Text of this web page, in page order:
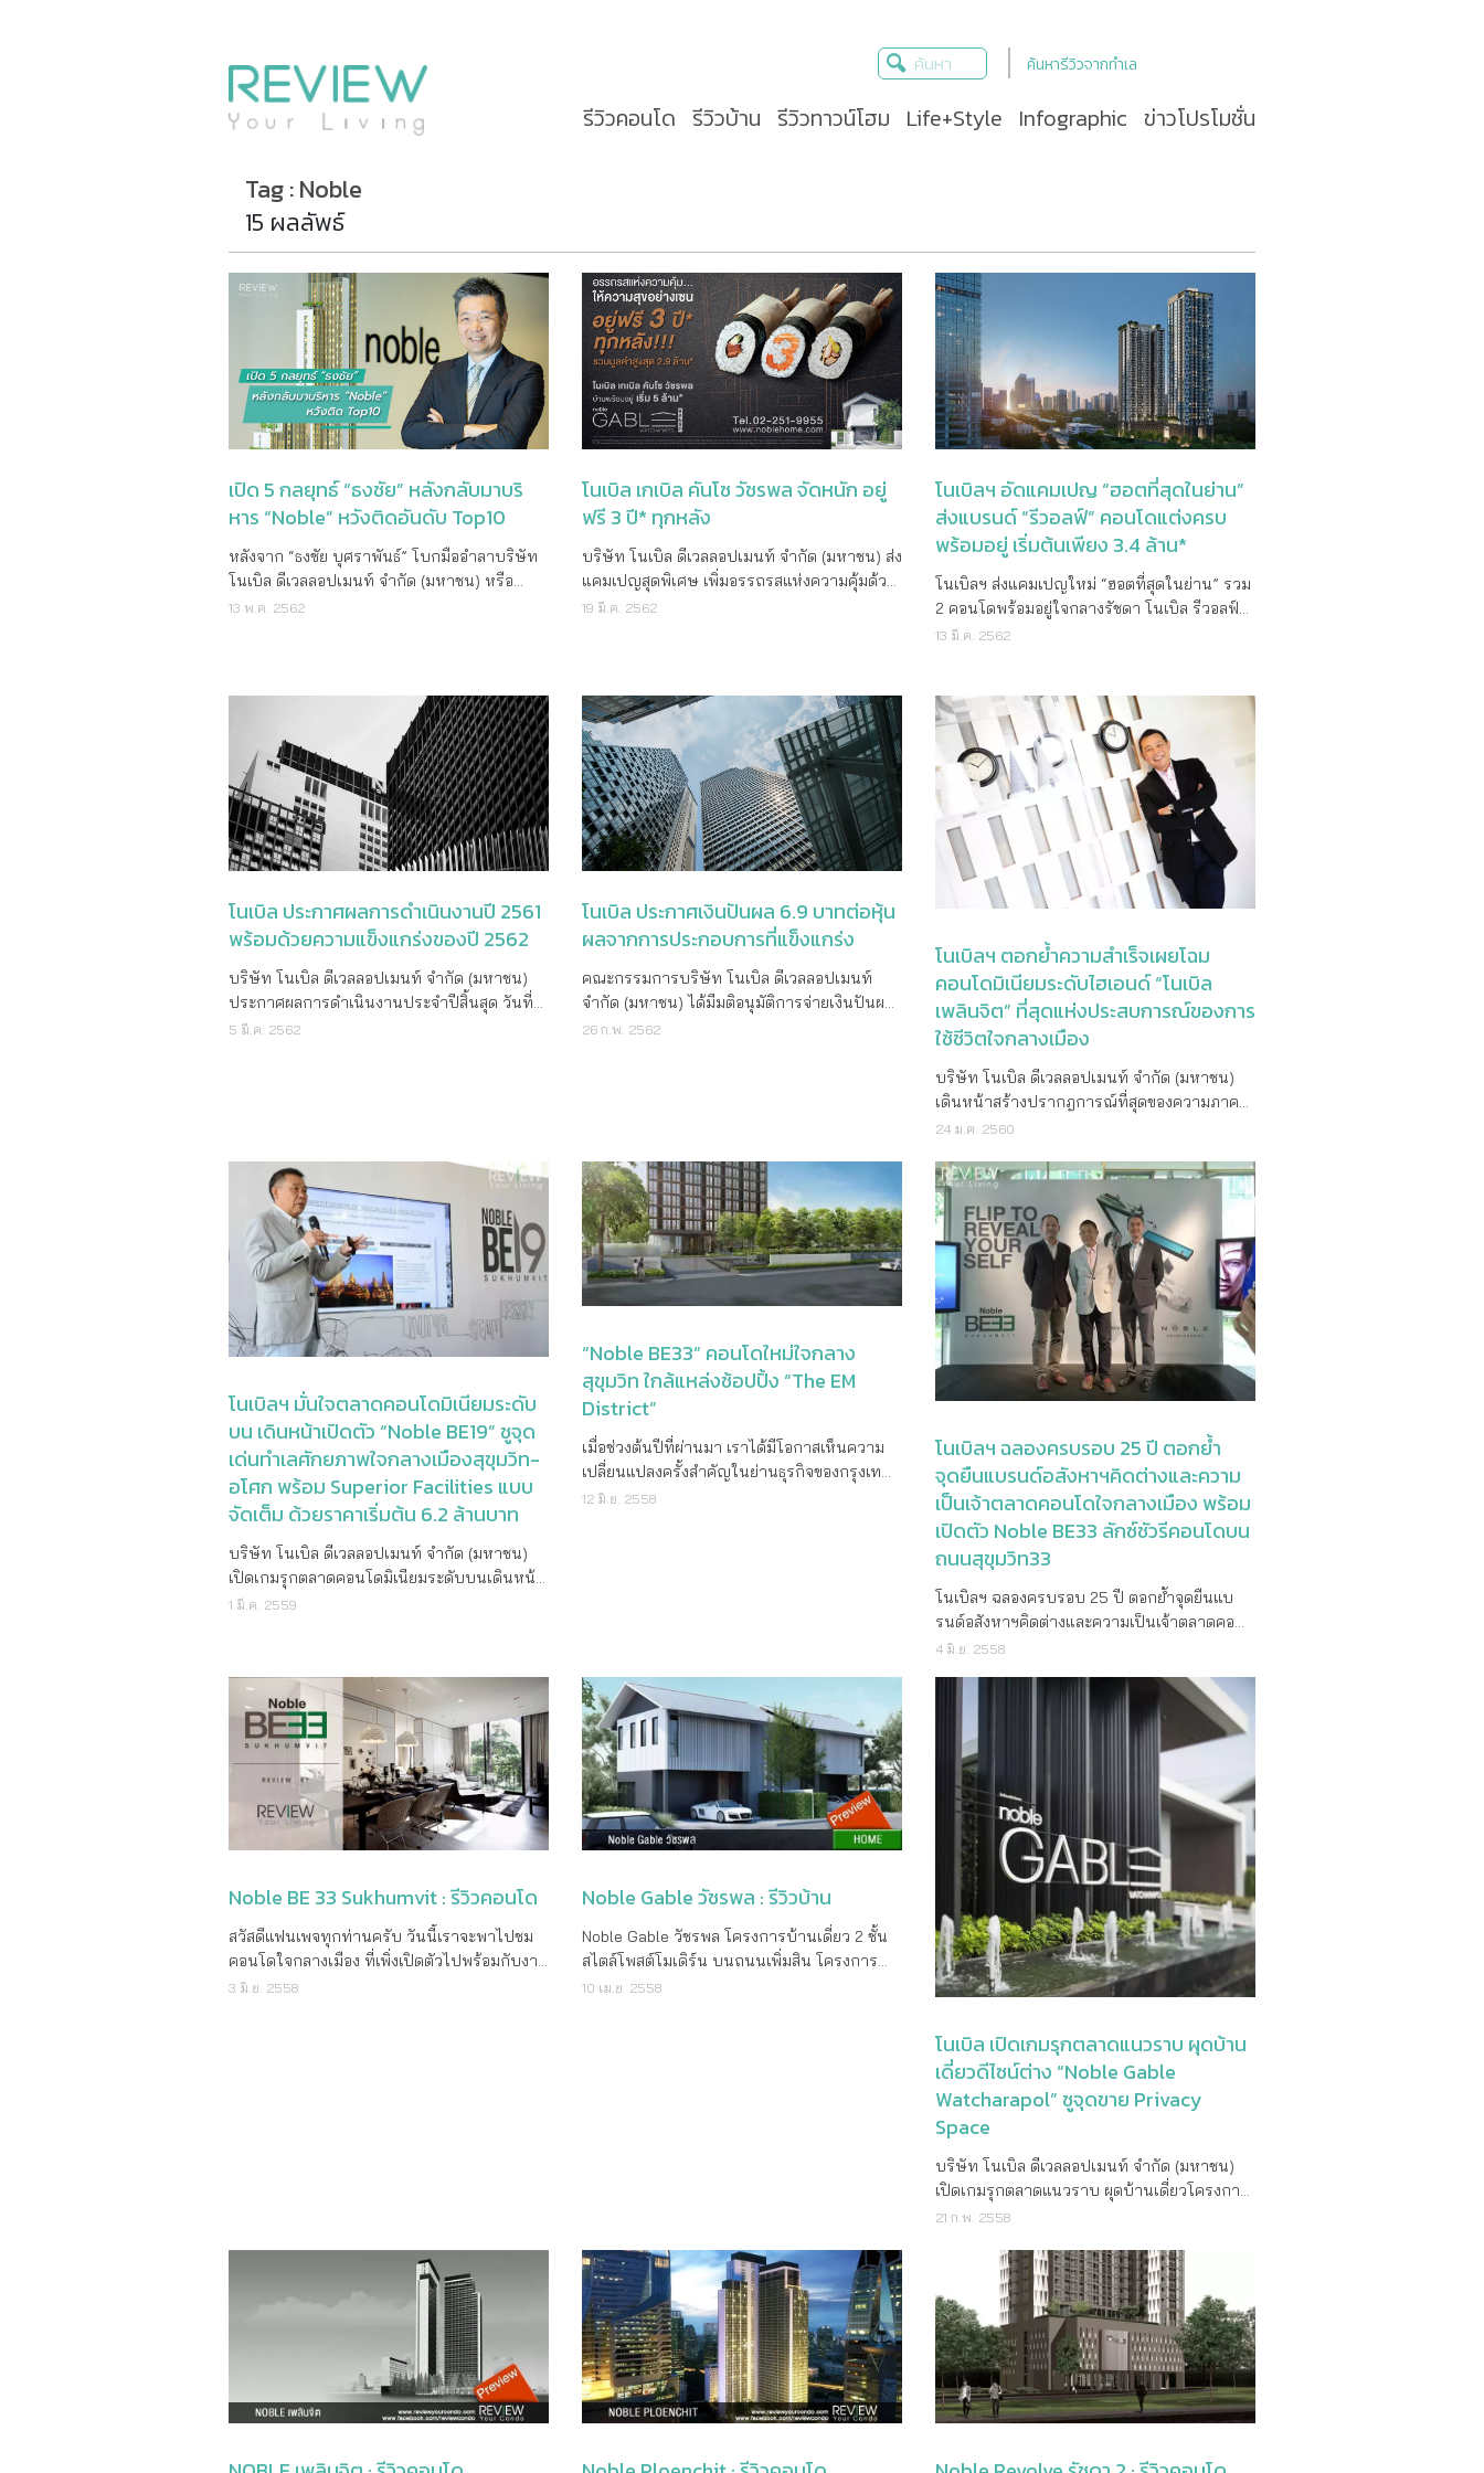
ค้นหารีวิวจากทำเล
รีวิวคอนโด รีวิวบ้าน รีวิวทาวน์โฮม Life+Style Infographic ข่าวโปรโมชั่น
Tag : Noble
15 ผลลัพธ์
เปิด 5 กลยุทธ์ “ธงชัย” หลังกลับมาบริ
หาร “Noble” หวังติดอันดับ Top10
หลังจาก​ “ธงชัย บุศราพันธ์” โบกมืออำลาบริษัท
โนเบิล ดีเวลลอปเมนท์ จำกัด (มหาชน) หรือ
Noble ไปในช่วงปลายปี 2555 ด้วยเหตุผล
ครอบครัวลิปตพัลลภ พัฒนา โครงการ
คอนโดมิเนียมหรู พาร์ค 24 ซอยสุขุมวิท 24 ภาย
ใต้บริษัท พราวด์ เรสซิเดนซ์ จำกัด ในเครือพราว
เรียลเอสเตท โดยดำรงตำแหน่งซีอีโอ และผู้ถือหุ้น
ในสัดส่วน 30% ส่วนบริษัท โนเบิลฯ อยู่ภายใต้
การบริหารงานของ นายกิตติ ธนากิจอำนวย
ประธานกรรมการและประธานเจ้าหน้าที่
บริหาร นับตั้งแต่วันนั้นจนถึงวันที่ 25 เมษายน
ประเทศไทยว่าที่ประชุมคณะกรรมการบริษัทมี
มติแต่งตั้ง นายกิตติ ธนากิจอำนวย ให้ดำรง
ตำแหน่งเป็นประธานกิตติคุณ และแต่งตั้ง นายธง
ชัย บุศราพันธ์ ให้ดำรงตำแหน่งประธาน
กรรมการ ประธานเจ้าหน้าที่บริหารร่วม และ
ศราพันธ์” ครั้งนี้ เป็นการกลับมาที่มีความเป็น
เจ้าของ มากกว่าแค่ผู้บริหาร เพราะมีการซื้อขาย
หุ้นกันแบบบิ๊กล็อต ส่งผลให้มีการปรับโครงผู้ถือ
หุ้นของบริษัทใหม่ โดยปัจจุบันมีผู้ถือหุ้นใหญ่ 3
รายได้แก่ 1.นายธงชัย บุศราพันธ์ ถือหุ้นใน
สัดส่วน 23.3% 2.บริษัท เอ็นคราวน์ จำกัด
(nCrowne Pte. Ltd.) ถือหุ้นในสัดส่วน 24.9% ซึ่ง
บริษัทนี้อยู่ในเครือของ ฟัลครัม-โกลบอล แคปิ
ตอล (Fulcrum Global Capital) ซึ่งมีนายแฟรงค์
กรุ๊ป โฮลดิ้งส์ จำกัด (มหาชน) (BTSG) ถือหุ้นใน
สัดส่วน 9.9% ส่วนหุ้นที่เหลือเป็นผู้ถือหุ้นรายย่อย
และอื่นๆ วางเป้าติด Top 10 อสังหาฯ ไม่เพียงแต่
การกลับมาจะเป็นหนึ่งผู้ถือหุ้นหลักแล้ว “ธงชัย บุ
ศราพันธ์” ยังมีเป้าหมายครั้งสำคัญ คือ การสร้าง
การเติบโตให้กับ “โนเบิล” เพื่อก้าวไปสู่การเป็นผู้
ประกอบการอสังหาริมทรัพย์ขนาดกลาง หรือ
การติดอันดับ Top10 จากช่วงที่ผ่านมาเป็นผู้
ประกอบการขนาดเล็ก ด้วยยอดขายไม่กี่พันล้าน
เป็นระดับหมื่นล้านบาท เป้าหมายของโนเบิ
ลนับจากนี้ในระยะ 3 ปีข้างหน้าจึงต้องการสร้าง
ยอดขายรวมกว่า 30,000 ล้านบาท หรือมียอด
ขายปีละไม่น้อยกว่า 10,000-12,000 ล้าน
บาท และมียอดรับรู้รายได้ปีละ 10,000 ล้าน
บาท มีอัตราผลตอบแทนต่อหุ้นที่เพิ่มขึ้น 2 เท่า
จาก 15% เป็น 30% และรักษาอัตราส่วนของหนี้
ต่อทุนสุทธิที่ 1.5 เท่า ซึ่งในแต่ละปีโนเบิลจะ
ปีละ 1-2 โครงการ โดยตั้งงบซื้อที่ดินไว้ปีละ
เตรียมพัฒนาโครงการใหม่ 4-5 โครงการมูลค่า
รวม 15,000 ล้านบาท ตั้งเป้ายอดขาย 10,000-
12,000 ล้านบาท และยอดรับรู้รายได้ 10,000
อยู่แค่ 1-2 ปี แต่ลงทุนระยะยาว ถ้าไม่มี Sleep
mode ช่วง 7 ปีที่ไม่ได้บริหาร ตอนนี้ก็น่าจะทำ
ยอดขายได้ปีละ 15,000-20,000 ล้านบาท”
เตรียม 5 กลยุทย์สร้างความสำเร็จ เมื่อ “ธงชัย บุ
ศราพันธ์” กลับมาและหวังจะทำให้โนเบิลกลับมา
เติบโต และมีขนาดองค์กรที่ใหญ่ขึ้น จึงต้องเตรี
ยมกลยุทธ์และแผนธุรกิจไปสู่เป้าหมายดัง
กล่าว และนี่คือ 5 กลยุทธ์ที่จะมาลุยธุรกิจอสังหาฯ
13 พ.ค. 2562
โนเบิล เกเบิล คันโซ วัชรพล จัดหนัก อยู่
ฟรี 3 ปี* ทุกหลัง
บริษัท โนเบิล ดีเวลลอปเมนท์ จำกัด (มหาชน) ส่ง
แคมเปญสุดพิเศษ เพิ่มอรรถรสแห่งความคุ้มด้วย
โปรโมชั่น อยู่ฟรี 3 ปี* ทุกหลัง ฟรีค่าส่วนกลาง
ราคาเริ่มต้นเพียง 5 ล้านบาท* โนเบิล เกเบิล
คันโซ วัชรพล (Noble Gable Kanso
Watcharapol) โครงการบ้านพร้อมอยู่ กับ
ออกแบบภายใต้คอนเซปต์ “คิดอย่างเซน อยู่อย่าง
เซน” ผสานงานออกแบบสถาปัตยกรรมสะท้อนถึง
วิถีการใช้ชีวิตในแบบญี่ปุ่น สร้างสรรค์องค์
ประกอบที่เป็นอัตลักษณ์แฝงสุนทรียะของ
ธรรมชาติไว้ในทุกรายละเอียด ให้คุณปล่อยชีวิต
เข้ากับทุกมุมของบ้านอย่างลงตัว สัมผัสความสุข
แบบวิถีเซน พร้อมรับข้อเสนอรวมมูลค่าสูงสุด 2.9
ล้านบาท* ได้ตั้งแต่วันที่ 18 มีนาคมนี้ 2562
จำนวนจำกัด* ณ โครงการ Noble Gable
Watcharapol ระหว่างซอยเพิ่มสิน 21 และ 23
19 มี.ค. 2562
โนเบิลฯ อัดแคมเปญ “ฮอตที่สุดในย่าน”
ส่งแบรนด์ “รีวอลฟ์” คอนโดแต่งครบ
พร้อมอยู่ เริ่มต้นเพียง 3.4 ล้าน*
โนเบิลฯ ส่งแคมเปญใหม่ “ฮอตที่สุดในย่าน” รวม
2 คอนโดพร้อมอยู่ใจกลางรัชดา โนเบิล รีวอลฟ์
รัชดา และ โนเบิล รีวอลฟ์ รัชดา 2 จัดเต็มแต่ง
เริ่มต้นเพียง 3.4 ล้าน* ชมห้องตัวอย่างพร้อม
สัมผัสบรรยากาศโครงการจริงได้แล้ววันนี้ที่
สำนักงานขายโครงการ คุณธีรพล วรนิธิพงศ์ ผู้
ช่วยกรรมการผู้จัดการ บริษัท โนเบิล ดีเวลลอป
เมนท์ จำกัด (มหาชน) เปิดเผยว่า โนเบิลฯ ได้จัด
โปรโมชั่นสำหรับลูกค้าที่มองหาคอนโดฯ ในย่าน
รัชดา ด้วยการเปิดตัวแคมเปญใหม่ “ฮอตที่สุดใน
ย่าน” กับ 2 โครงการพร้อมอยู่ โนเบิล รีวอลฟ์ รัช
ดา และ โนเบิล รีวอลฟ์ รัชดา 2 ที่มีจุดเด่นของ
แห่งใหม่ (New CBD) ติดรถไฟฟ้า MRT ศูนย์
วัฒนธรรมเพียง 80 เมตร ตอบสนองทุกไลฟ์สไตล์
ของคนรุ่นใหม่บนทำเลที่ลงตัวที่สุด โดยทั้ง 2
โครงการที่นำมาจัดแคมเปญในครั้งนี้มีขนาด
ห้องชุดให้เลือกตั้งแต่แบบ 1 ห้องนอน และแบบ 2
ห้องนอน ในราคาเริ่มต้นเพียง 3.4 ล้านบาท
เท่านั้น* โครงการโนเบิล รีวอลฟ์ รัชดา และ โน
เบิล รีวอลฟ์ รัชดา 2 ออกแบบด้วยแนวคิด
ใช้สอย ให้ตอบโจทย์ชีวิตคนเมืองที่ทันสมัยได้
อย่างลงตัวบนสุดยอดทำเลศักยภาพใจกลางรัชดา
ซึ่งปัจจุบันนับเป็นย่านธุรกิจการค้าสำคัญแห่ง
ใหม่ของกรุงเทพฯ รายล้อมด้วยสิ่งอำนวยความ
สะดวกมากมาย อาทิ ห้างสรรพสินค้า แหล่งช้อป
ปิ้งมอลล์ สถานศึกษา และอาคารสำนักงานต่างๆ
ส่งผลให้ย่านนี้มีการเติบโตอย่างต่อเนื่อง รวมถึง
การเป็นจุดเชื่อมต่อของเส้นทางรถไฟฟ้าสายสีส้ม
ที่จะทำให้ย่านรัชดาเป็นอีกทำเลสำคัญที่สามารถ
เชื่อมต่อไปได้ทุกที่ สำหรับลูกค้าที่สนใจ สามารถ
เบิล รีวอลฟ์ รัชดา 2 ติด MRT ศูนย์วัฒนธรรม ลง
ทะเบียนเพื่อรับส่วนลดออนไลน์ 50,000 บาท*
ได้ที่ www.noblehome.com สอบถามข้อมูลเพิ่ม
เติมโทร. 02-251-9955
13 มี.ค. 2562
โนเบิล ประกาศผลการดำเนินงานปี 2561
พร้อมด้วยความแข็งแกร่งของปี 2562
บริษัท โนเบิล ดีเวลลอปเมนท์ จำกัด (มหาชน)
ประกาศผลการดำเนินงานประจําปีสิ้นสุด วันที่
31 ธันวาคม 2561 บริษัทฯ มีผลกำไรสุทธิจำนวน
ซึ่งผลสำเร็จมาจากปัจจัยพื้นฐานที่ดี เป็นแรงผลัก
ดันที่จะส่งผลต่อเนื่องไปยังปี 2562 และในอนาคต
ตามที่บริษัทได้คาดการณ์” กล่าวโดยนาย
แฟรงค์ เหลียง รองประธานกรรมการ และ
ประธานเจ้าหน้าที่บริหารร่วม “สำหรับปี 2561 ที่
ผ่านมา บริษัทฯ สร้างยอดขายกว่า 9,800 ล้าน
บาท ซึ่งส่งผลให้บริษัทฯ มียอดขายที่รอรับรู้ราย
ได้ในอนาคตเป็นจำนวนประมาณ 17,700 ล้าน
ประสบความสำเร็จจากการส่งเสริมการขาย
โครงการที่ก่อสร้างแล้วเสร็จเป็นอย่างมาก โดย
เฉพาะอย่างยิ่ง โครงการ โนเบิล เพลินจิต ซึ่งมี
ยอดจองกว่า 150 ยูนิต และมีการโอนกรรมสิทธิ์
แล้วในต้นปี 2562” “ในเดือน ธันวาคม 2561
บริษัทฯ ได้จำหน่ายที่ดินเปล่าจำนวนสองแปลง
มกราคมและเดือนกุมภาพันธ์ 2562 อย่างไร
ก็ตาม บริษัทฯ มีแผนงานในการซื้อที่ดินเพื่อ
พัฒนาโครงการอย่างต่อเนื่อง และคาดว่าภายใน
รวมกว่า 3,000 ล้านบาท” กล่าวโดยนาย แฟรงค์
เหลียง “บริษัทฯ คาดหวังว่าปี 2562 นี้และปีต่อๆ
ไปในอนาคตข้างหน้าจะเป็นการเปิดศักราชใหม่
ของโนเบิลที่จะก้าวไปสู่จุดที่สูงกว่าที่เคยเป็นมา”
เป็นผู้บุกเบิกและเป็นผู้นำในด้านนวัตกรรมใหม่
และสร้างเอกลักษณ์เฉพาะตัวของการอยู่อาศัย
เพื่อตอบสนองความต้องการ พร้อมนำคุณภาพที่ดี
พัฒนาอสังหาริมทรัพย์ ประเภทที่อยู่อาศัย ซึ่งมี
ทั้งรูปแบบของบ้านเดี่ยว อาคารชุดพักอาศัยทั้ง
เชิงราบและตึกสูง ณ เดือน ธันวาคม 2561
โครงการ แบ่งเป็นโครงการที่พัฒนาและเปิดการ
5 มี.ค. 2562
โนเบิล ประกาศเงินปันผล 6.9 บาทต่อหุ้น
ผลจากการประกอบการที่แข็งแกร่ง
คณะกรรมการบริษัท โนเบิล ดีเวลลอปเมนท์
จำกัด (มหาชน) ได้มีมติอนุมัติการจ่ายเงินปันผล
พิเศษระหว่างกาลประจำไตรมาสที่สาม ปี 2561
ความมั่นใจในกระแสเงินสดในอนาคตของบริ
ษัทฯ “การอนุมัติจ่ายเงินปันผลครั้งนี้ บริษัทฯ มี
สองวัตถุประสงค์ กล่าวคือ ประการแรกบริษัทฯ
ต้องการที่จะตอบแทนผู้ถือหุ้นของบริษัทฯ
เนื่องจากในช่วงระยะเวลา 7 ปีที่ผ่านมาบริษัทฯ มี
อัตราการจ่ายเงินปันผลสะสมต่อกำไรสุทธิเพียง
อุตสาหกรรมที่อยู่ในอัตราประมาณ 48% ทำให้
ผู้ถือหุ้นของบริษัทฯ ได้รับผลตอบแทนที่ค่อนข้าง
ต่ำกว่าค่าเฉลี่ย และอีกประการหนึ่งคือ การที่
บริษัทฯ ประสบความสำเร็จในการสร้างยอดขาย
เพื่อรับรู้รายได้ในอนาคตเมื่อสิ้นไตรมาสที่ 3 ปี
2561 เป็นจำนวนถึง 16,800 ล้านบาทและยอด
ขายดังกล่าวจะทยอยรับรู้รายได้ตั้งแต่ไตรมาสที่
โดยที่การจ่ายเงินปันผลครั้งนี้เป็นการจ่าย
เงินปันผลที่เกิดขึ้นจากกระแสเงินสดจากการ
ดำเนินการของบริษัทฯ มิได้เกิดจากการออก
ตราสารหนี้ หรือ สร้างหนี้เพิ่มแต่ประการใด
อัตราส่วนหนี้สินทางการเงินต่อ ส่วนของทุนขอ
งบริษัทฯ (Net Interest Bearing Debt to
Equity Ratio) มีค่าต่ำกว่า 2.5 เท่า (ซึ่งเป็นค่าที่
บริษัทฯ ได้มีการตกลงในการรักษาสัดส่วนหนี้
หนี้สถาบันการเงิน กับบริษัทฯ) โดยที่บริษัทฯ
คาดการณ์ต่อไปว่าภายในสิ้นปี 2562 อัตราส่วน
ดังกล่าวจะมีแนวโน้มที่จะลดลงอยู่ที่ระดับ
ลงทุนอย่างต่อเนื่อง โดยในปี 2562 บริษัทฯ ได้
ณ สิ้นวันที่ 22 กุมภาพันธ์ 2562 มีค่าเท่ากับ
20.00 บาท เปลี่ยนแปลงเพิ่มขึ้น 1.50 บาท เทียบ
เป็น 8.11% บริษัท โนเบิล ดีเวลลอปเมนท์ จำกัด
(มหาชน) เป็นผู้บุกเบิกและเป็นผู้นำในด้าน
นวัตกรรมใหม่ และสร้างเอกลักษณ์เฉพาะตัวของ
การอยู่อาศัย เพื่อตอบสนองความต้องการ พร้อม
นำคุณภาพที่ดีกว่ามาสู่ลูกค้า บริษัทฯ ประกอบ
อยู่อาศัย ซึ่งมีทั้งรูปแบบของบ้านเดี่ยว อาคารชุด
26 ก.พ. 2562
โนเบิลฯ ตอกย้ำความสำเร็จเผยโฉม
คอนโดมิเนียมระดับไฮเอนด์ “โนเบิล
เพลินจิต” ที่สุดแห่งประสบการณ์ของการ
ใช้ชีวิตใจกลางเมือง
บริษัท โนเบิล ดีเวลลอปเมนท์ จำกัด (มหาชน)
เดินหน้าสร้างปรากฎการณ์ที่สุดของความภาค
ภูมิใจ เผยโฉมตึก “Noble Ploenchit” (โนเบิล
พัฒนา สุดยอดคอนโดมิเนียมระดับไฮเอนด์ ภาย
ใต้คอนเซปต์ “Centre of Universe” นายกิตติ
ธนากิจอำนวย ประธานเจ้าหน้าที่บริหาร บริษัท
โนเบิล ดีเวลลอปเมนท์ จำกัด (มหาชน) กล่าวว่า
“Noble Ploenchit ก่อสร้างแล้วเสร็จถือเป็นอีก
หนึ่งความภาคภูมิใจของโนเบิล ด้วย
ประสบการณ์และความเชื่อในการบรรจง
สร้างสรรค์ทุกรายละเอียดอย่างประณีตและดีที่สุด
ตลอดระยะเวลา 5 ปี ภายใต้แนวคิดการอยู่อาศัย
ของชีวิตอนาคตที่มองไปข้างหน้า แต่ยังคงมี
เมืองแนวสูงที่มีพื้นที่สีเขียว (Vertical Garden
City) ของ Le Corbusier ปรมาจารย์ด้าน
สถาปัตยกรรมผู้วางรากฐานให้กับอาคารใน
สไตล์ Modernism ได้ถูกนำมาใช้เป็นคอนเซ็ปต์
พื้นฐานในการสร้างสรรค์โครงการผ่านการผสม
ผสาน อาคาร ผู้คน เทคโนโลยี และธรรมชาติเข้า
ไว้ด้วยกันอย่างสมดุลบนพื้นที่ใจกลางเมืองกว่า 9
ไร่ เริ่มจากการวางผังเมืองที่คำนึงถึงมิติของโครง
ง่ายเส้นสายน้อยแต่มากในรายละเอียดแสดงถึง
สัจจะตามปรัชญาการออกแบบโมเดิร์นนิสต์ เพื่อ
ให้เป็นที่สุดของทุกมิติและทุกรายละเอียดของ
โครงการ เพราะทุกยูนิตและทุกตารางนิ้วของ
โครงการได้คัดสรรสิ่งที่ดีที่สุดเพื่อมอบสุนทรีย
แห่งการใช้ชีวิตให้แก่ลูกค้า โดยตลอดระยะเวลาที่
ผ่านมา Noble Ploenchit ได้รับการตอบรับที่ดี
จากกลุ่มลูกค้าที่ให้ความเชื่อมั่นในศักยภาพการ
พัฒนาโครงการระดับไฮเอนด์มาโดยตลอดส่งผล
ให้ปัจจุบันมียอดขายไปแล้วกว่า 60 % และ
สำหรับแผนการดำเนินธุรกิจภายในปีนี้ บริษัทฯ
ยังเดินหน้าต่อไปอย่างมั่นคงด้วยกลยุทธ์การ
พัฒนาโครงการที่อยู่อาศัยคุณภาพสูง (High End)
ที่มีทั้งความหรูหรา (Luxury High End) และ
สามารถเข้าถึงได้ (Affordable High End) เพื่อนำ
อุดล ผู้ช่วยกรรมการผู้จัดการ บริษัท โนเบิล ดี
เวลลอปเมนท์ จำกัด (มหาชน) กล่าวเพิ่มเติมว่า
"โครงการ Noble Ploenchit เป็นที่สุดของความ
ภาคภูมิใจของโนเบิล โดยทีมงานทุกท่านได้ทุ่มเท
ออกแบบให้ คอนกรีต เหล็กและกระจก มีความ
ลงตัวไปกับรายละเอียดที่แวดล้อมอยู่รอบด้าน
รวมถึงความใส่ใจในรายละเอียดของการเลือกใช้
อิตาลีที่ได้รับแรงบันดาลใจมาจากดีเทลภายใน
บาเซโลนาพาวิเลียน หรือแม้แต่การเลือกใช้วัสดุ
โดยคำนึงถึงจังหวะที่สอดคล้องกับสเปซทาง
สถาปัตยกรรม พร้อมทั้งสิ่งอำนวยความสะดวก
เหนือระดับต่างๆภายในโครงการฯ เพื่อให้มั่นใจ
ว่า Noble Ploenchit นี้จะเป็นศูนย์กลางของการ
ใช้ชีวิต บนพื้นที่กว่า 9 ไร่ จำนวน 1,444 ยูนิต
นท์เฮ้าส์ พร้อมที่จอดรถใต้ดิน มูลค่าโครงการ
24 ม.ค. 2560
โนเบิลฯ มั่นใจตลาดคอนโดมิเนียมระดับ
บน เดินหน้าเปิดตัว “Noble BE19” ชูจุด
เด่นทำเลศักยภาพใจกลางเมืองสุขุมวิท-
อโศก พร้อม Superior Facilities แบบ
จัดเต็ม ด้วยราคาเริ่มต้น 6.2 ล้านบาท
บริษัท โนเบิล ดีเวลลอปเมนท์ จำกัด (มหาชน)
เปิดเกมรุกตลาดคอนโดมิเนียมระดับบนเดินหน้า
ผุดโปรเจ็คต์ใหม่ “Noble BE19” (โนเบิล บีไนน์
ใจกลางเมืองสุขุมวิท-อโศก พร้อมจัดเต็มกับ
Facilities ระดับพรีเมี่ยม นายกิตติ ธนากิจ
อำนวย ประธานเจ้าหน้าที่บริหาร บริษัท โนเบิล
ดีเวลลอปเมนท์ จำกัด (มหาชน)เปิดเผยว่า
“ปัจจุบันตลาดคอนโดฯใจกลางเมืองอย่างสุขุมวิท
แนวรถไฟฟ้ายังคงได้รับความนิยมและเติบโต
อย่างต่อเนื่อง แม้ภาพรวมตลาดอสังหาฯในขณะ
นี้จะเกิดการชะลอตัวอยู่บ้าง อย่างไรก็ดีบริษัทฯ
กรุงเทพฯนั้นยังคงเป็นกลุ่มตลาดที่ลูกค้ามีกำลัง
ชาติที่นิยมซื้อเพื่ออยู่อาศัยและปล่อยเช่าลงทุน
โดยล่าสุดบริษัทฯเดินหน้าเปิดตัวคอนโดมิเนียม
ใหม่ “Noble BE19” บนสุดยอดไพร์มโลเคชั่น
ว่าตลาดอสังหาฯในกรุงเทพฯนั้นยังคงเป็นแหล่ง
ลงทุนที่ให้ผลตอบแทนสูงกว่าตลาดอสังหาฯใน
ฮ่องกง สิงคโปร์ จีน และใต้หวัน ด้วยเม็ดเงินที่
น้อยกว่าเพราะราคา Property ต่อตารางเมตรใน
กรุงเทพฯ ยังคงมีราคาถูกกว่าเมื่อเทียบกับใน
ต่างประเทศประมาณ 40 กว่าเปอร์เซ็นต์ขึ้นไป
ในขณะที่อัตราผลตอบแทนต่อการปล่อยเช่าเราสูง
กว่า ด้านนายธีรพล วรนิธิพงศ์ ผู้ช่วยกรรมการผู้
1 มี.ค. 2559
“Noble BE33” คอนโดใหม่ใจกลาง
สุขุมวิท ใกล้แหล่งช้อปปิ้ง “The EM
District”
เมื่อช่วงต้นปีที่ผ่านมา เราได้มีโอกาสเห็นความ
เปลี่ยนแปลงครั้งสำคัญในย่านธุรกิจของกรุงเทพ
อย่างสุขุมวิท เพราะมีการเปิดตัว “The EM
มี ส่วนคอนโดประเภทซื้อขาย ก็ไม่ต้องพูดถึง เริ่ม
กันตั้งแต่ระดับ 7 ล้านจนถึงสิบล้านขึ้นไป และ
ไม่รู้ว่าในอนาคตราคาคอนโดทั้งขายและเช่าจะ
ดันขึ้นไปสูงอีกแค่ไหน หากใครกำลังมองหาช่อง
ทางลงทุนด้านอสังหาริมทรัพย์ จะจับจองคอนโด
ย่านนี้เอาไว้ซักหลังก็ไม่เลวเลยทีเดียว! ลง
ทะเบียนเพื่อรับข้อมูลโครงการและ
ได้ที่ http://goo.gl/TZLRf2
12 มิ.ย. 2558
โนเบิลฯ ฉลองครบรอบ 25 ปี ตอกย้ำ
จุดยืนแบรนด์อสังหาฯคิดต่างและความ
เป็นเจ้าตลาดคอนโดใจกลางเมือง พร้อม
เปิดตัว Noble BE33 ลักซ์ชัวรีคอนโดบน
ถนนสุขุมวิท33
โนเบิลฯ ฉลองครบรอบ 25 ปี ตอกย้ำจุดยืนแบ
รนด์อสังหาฯคิดต่างและความเป็นเจ้าตลาดคอน
โดใจกลางเมือง พร้อมเปิดตัว Noble BE33 ลัก
โนเบิล ดีเวลลอปเมนท์ จำกัด (มหาชน) ฉลอง
ครบรอบ 25 ปี ตอกย้ำจุดยืนในความเป็นแบ
รนด์อสังหาฯคิดต่าง ที่ไม่เคยคิดและมองอะไร
เหมือนใคร ภายใต้แนวคิด “be different” ซึ่งเป็น
ปรัชญาความเชื่อที่อยู่ในดีเอ็นเอของโนเบิลมา
ตลอด 25 ปี พร้อมเดินหน้าย้ำความเป็นเจ้าตลาด
คอนโดใจกลางเมืองด้วยการเปิดตัวคอนโดฯระ
ดับไฮเอนด์โครงการแรกบนถนนสุขุมวิท33 ด้วย
งบประมาณกว่า 80 ล้านบาท นาย
กิตติ ธนากิจอำนวย ประธานเจ้าหน้าที่บริหาร
บริษัท โนเบิล ดีเวลลอปเมนท์ จำกัด (มหาชน)
กล่าวเปิดเผยว่า “ในวาระฉลองครอบรอบ 25 ปี
ของโนเบิล ทางโนเบิลได้จัดทำแคมเปญคอร์เปอร์
“be different, be noble” ปรัชญาความเชื่อที่อยู่
ในดีเอ็นเอของแโนเบิลมาตลอด 25 ปี แนวคิดดัง
กล่าวถูกถ่ายทอดผ่านการออกแบบที่อยู่อาศัยและ
กำหนดความเป็นไปได้ใหม่ๆในการใช้ชีวิต นับ
ตั้งแต่อดีตที่ผ่านมาจะเห็นได้ว่าโครงการต่างๆ
ของโนเบิลก้าวข้ามความธรรมดาและเหนือความ
คาดหมายของผู้อยู่อาศัย อาทิเช่น โครงการ โน
เบิล พาร์ค คอนโดมิเนียมเชิงราบสไตล์คอนโดเฮา
อสังหาริมทรัพย์ในยุคนั้นเป็นอย่างมาก ด้วยการ
ออกแบบบ้านเป็นกลุ่ม Cluster ที่ดึงเอาถนนออก
จากหน้าบ้านและจอดรถไว้รวมกันเป็นส่วนกลาง
เพื่อให้หน้าบ้านมีพื้นที่พักผ่อนที่เป็นส่วนกลาง
ขนาดใหญ่ ร่มรื่นและปลอดภัยจากรถที่วิ่งเข้า
ออก โครงการ Noble Home บ้านเดี่ยวหลังคา
โค้ง บ้านแนวใหม่ที่มีความริเริ่มทั้งในแง่การ
ออกแบบและการเลือกใช้วัสดุก่อสร้าง โครงการ
4 มิ.ย. 2558
Noble BE 33 Sukhumvit : รีวิวคอนโด
สวัสดีแฟนเพจทุกท่านครับ วันนี้เราจะพาไปชมคอนโดใจกลางเมือง ที่เพิ่งเปิดตัวไปพร้อมกับงานแถลงข่าวครบรอบ 25 ปี ของ Noble Development ชื่อโครงการ Noble BE 33 Sukhumvit ตัวโครงการตั้งอยู่ในซอยสุขุมวิท 33 ห่างจากรถไฟฟ้า BTS พร้อมพงษ์ และ The EM District ในระยะที่สามารถเดินได้ จะน่าสนใจขนาดไหน ตามผมไปดูกันเลยดีกว่าครับ อ่อ..ลืมบอกไปครับ หากสนใจโครงการ สามารถลงทะเบียนผ่านทาง http://goo.gl/TFpM99 เพื่อรับส่วนลดพิเศษ 100,000 บาท ได้ภายในวันที่ 18 มิ.ย. นี้เท่านั้น !! การเดินทาง ตัวโครงการ Noble BE 33 Sukhumvit ตั้งอยู่ในซอยสุขุมวิท 33 ห่างจากสถานี BTS พร้อมพงษ์ประมาณ 650 เมตร ถือว่าอยู่ในระยะที่สามารถเดินได้ (ถ้าไม่ใช่ช่วงที่อากาศร้อนตับแล่บนะครับ ฮ่าๆ ) สำหรับตัวสถานี BTS พร้อมพงษ์จะอยู่ใจกลาง ล้อมรอบด้วยศูนย์การค้าหรูอย่าง The Em District ที่เป็นการรวมตัวกันของ 3 ห้างระดับท็อปของ The Mall Group อย่าง The Emporium ที่ตั้งอยู่ในย่านพร้อมพงษ์นี้มาอย่างยาวนาน ส่วนฝั่งตรงข้ามเป็น The EmQuartier ห้างสรรพสินค้าน้องใหม่สุดหรู ที่เพิ่งเปิดตัวอย่างยิ่งใหญ่ไปได้ไม่นาน และอีกแห่งจะอยู่ฝั่งเดียวกับ The Emporium แต่ถูกกั้นกลางด้วยสวนเบญจสิริ คือ The EmSphere ที่กำลังก่อสร้างอยู่ฝั่งตรงข้ามซอยสุขุมวิท 33 เพราะฉะนั้นแล้วเรื่องสาธารณูปโภคในย่านนี้ถือว่าหายห่วงเลยครับ ทั้งเรื่องของกิน ของใช้ การเดินทางก็สะดวกสบาย ถ้าจุดหมายปลายทางอยู่ไม่ไกลจากรถไฟฟ้า ก็แทบจะไม่ต้องใช้รถยนต์ส่วนตัวกันเลย นอกจากในห้างสรรพสินค้าแล้ว บริเวณรอบๆ ก็ยังมีร้านอาหารให้เลือกกันเยอะแยะเลยครับ ทั้งอาหารฝรั่ง หรืออาหารญี่ปุ่น เพราะย่านนี้จะอุดมไปด้วยชาวต่างชาติมากมาย โดยเฉพาะชาวญี่ปุ่น แผนที่ของโครงการ เราเริ่มกันที่สถานี BTS พร้อมพงษ์เลยนะครับ เดินลงมาแล้วก็จะเจอสภาพแบบนี้เลยครับ ผู้คนพลุกพล่านแทบจะทุกวัน ทั้งชาวไทย และชาวต่างชาติ ตัวสถานีจะมี Sky Walk เชื่อมต่อกับห้างทั้ง 2 ฝั่ง ด้านซ้ายมือจะเป็นทางเข้าห้าง Emporium เดินเลยมาอีกหน่อยทางเดินก็จะหรูหราขึ้น ปูพรหมแดงต้อนรับกันเลยทีเดียว ด้านขวามือจะเป็นทางเข้าห้าง EmQuartier ส่วนด้านซ้ายจะเป็นทางเข้าอีกทางของ Emporium จากตัวสถานี Sky Walk ทอดยาวมาถึงสวนเบญจสิริ บรรยากาศบนถนนสุขุมวิท ที่ถนนโล่งแบบนี้ เราไม่ค่อยได้เห็นกันเท่าไหร่ ทางลงด้านซ้ายมือจะเป็นฝั่งสวนเบญจสิริ ซึ่งเป็นแหล่งพักผ่อน และที่ออกกำลังของคนในย่านนี้ สวนเบญจสิริแห่งนี้ตั้งอยู่บนที่ดินขนาด 29 ไร่ ของกรมอุตุนิยมวิทยา สร้างขึ้นในสมัยรัฐบาล พลเอกชาติชาย ชุณหะวัณ เนื่องในวโรกาสที่สมเด็จพระนางเจ้าสิริกิติ์ พระบรมราชินีนาถ มีพระชนมพรรษาครบ 60 พรรษาในปีพ.ศ. 2535 ภายในสวนมีประติมากรรมที่งดงาม และเป็นชิ้นงานสำคัญของศิลปินระดับชาติที่ร่วมใจกันถวายเป็นการเทิดพระเกียรติฯ แบ่งเป็นส่วนต่างๆ ที่สามารถเข้าไปทำกิจกรรมต่างๆ ได้ นอกจากนั้นยังมีลานกีฬา อยู่ในส่วนพื้นที่รอบนอก สำหรับผู้ที่ชอบออกกำลังกายและกีฬากลางแจ้ง ประกอบไปด้วย สนามตระกร้อ สนามวอลเล่ย์บอล สนามบาสเก็ตบอล ลานสเก็ต สวนสุขภาพ สนามเด็กเล่น และสระว่ายน้ำ ขนาด 12.5 x 25 เมตร และยังมีดนตรีในสวน เป็นส่วนที่จัดแสดงดนตรีในแนวไทย หรือสากล ตามโปรแกรมการแสดงดนตรีวันเสาร์-อาทิตย์ ในช่วงเย็นที่จัดหมุนเวียนไปตามสวนสาธารณะหลายแห่งทั่วกรุงเทพมหานคร ส่วนทางลงด้านขวามือจะเป็น จะเป็นทางลงมายังถนนสุขุมวิท ฝั่งซอยเลขคี่ เราต้องลงฝั่งนี้แหละครับ เพื่อเดินไปซอยสุขุมวิท 33 ลงมาจากสถานีได้ไม่ไกล จะเจอซอยสุขุมวิท 33/1 เป็นแหล่งใหญ่ของชาวญี่ปุ่น หรือที่รู้จักกันในนาม Japanese Town ภายในซอยก็จะมีร้านอาหาร ให้เลือกกันมากมายจนเลือกไม่ถูกกันเลยทีเดียว เดินมาอีกหน่อยจะเจอร้าน Subway ถัดมาจะเจอ Villa Market ที่ขายสินค้าทั้งของกิน ของใช้ เดินมาอีกหน่อย ก่อนถึงซอยสุขุมวิท 33 จะเจอร้าน Gute Express เป็นร้านเบเกอรี่เล็กๆ น่ารักๆ สไตล์ญี่ปุ่น ให้เลือกซื้อก่อนกลับเข้าคอนโด ติดกับร้าน Gute Express เป็น UBC II Building อาคารสมัชชาวาณิช 2 อาคารสำนักงาน มีธนาคารกรุงไทยกับธนาคารกสิกรไทย อยู่หน้าอาคาร หลังจากเดินมาจนเหงื่อซึม ก็ถึงแล้วล่ะครับ ซอยสุขุมวิท 33 ฝั่งตรงข้ามจะเห็นสถานที่ก่อสร้าง EmSphere ถ้าสร้างเสร็จแล้วไม่รู้ว่าจะมี Sky Walk ทอดยาวมาถึง EmSphere รึเปล่า ถ้ามีจริงก็คงจะดีนะครับ หน้าปากซอยยังมีร้านสะดวกซื้อสัญชาติญี่ปุ่นอย่าง Family Mart อยู่อีกด้วย บรรยากาศภายในซอยนะครับ มีพี่วินคอยให้บริการอยู่ปากซอยด้วย อัตราค่าบริการคร่าวๆ ตามนี้เลยครับ จากปากซอยเข้ามาประมาณ 350 เมตร ก็ถึงที่ตั้งโครงการแล้วล่ะครับ วิเคราะห์โครงการ โครงการ Noble BE 33 Sukhumvit เป็นคอนโด High Rise สูง 31 ชั้น ที่ออกแบบมาในสไตล์เรียบ หรู และสวยงาม ตามแบบฉบับของโนเบิล โดยโครงการนี้จะเน้นให้เห็นเส้นตัดของแนวตั้งกับแนวนอนชัดเจนกว่าโครงการที่ผ่านๆ มา เรียกได้ว่าเป็น Timeless Design ที่จะยังคงสวยงาม ทันสมัย อยู่แบบนี้ไปอีกหลายปี ตัวโครงการจะหันไป 2 ด้าน คือด้านหน้าโครงการที่ติดกับซอยสุขุมวิท 33 จะเป็นทิศตะวันออก ได้วิวทางซอยทองหล่อ ส่วนด้านหลังโครงการเป็นทิศตะวันตก ได้วิวทางอโศก แม้ว่าจะต้องหันไปรับแดดเต็มๆ ทั้ง 2 ด้าน แต่ก็แลกมาด้วย City View ใจกลางกรุงเทพฯ สำหรับ Master Plan ของโครงการเรายังไม่มีให้ชมนะครับ ดูจากโมเดลจำลองของตัวอาคารประกอบกันไปก่อนแล้วกันนะครับ เริ่มจากทางเข้าโครงการจะใช้ทางเข้าเดียวเป็นถนน 2 เลน กว้าง 6 เมตร ก่อนที่จะลงไปจอดรถที่ชั้นใต้ดิน ที่มีทั้งหมด 5 ชั้น สามารถจอดรถได้ประมาณ 67% ของจำนวนห้องพัก ( 187 คัน ไม่รวมจอดซ้อนคัน) ที่ชั้น G จะเป็น Lobby มีทั้งส่วนที่เป็น Indoor และแบบ Semi Outdoor เชื่อมต่อกับสวนด้านนอก โซนแรกจะเป็น Indoor Lobby ตกแต่งด้วยกระจกโค้ง ที่ทางโครงการบอกมาว่าในตอนกลางวันกระจกจะสะท้อนแสงกลมกลืนไปกับสภาพแวดล้อมรอบๆ ส่วนในเวลากลางคืนเห็น Interior ที่อยู่ด้านใน Lobby อย่างสวยงาม โดย Lobby ส่วนนี้จะมาพร้อมกับ Drop-Off มีจุดจอดรถรับ-ส่ง ด้านหน้า Lobby อีกโซนหนึ่งจะเป็น Semi Outdoor Lobby เชื่อมต่อออกมาสู่สวนสีเขียวด้านนอก ที่ทางโครงการบอกว่าเน้นการปลูกต้นให้เหมือนป่ามากที่สุด เลยจาก Lobby เข้ามาด้านในจะเป็น Lift Hall จะมีลิฟท์ทั้งหมด 3 ตัว แบ่งเป็น Private Lift 2 ตัว และ Service Lift อีก 1 ตัว อยู่ตรงกลางอาคารแบบ Single Loaded Corridor และมีบันไดหนีไฟอยู่ด้านข้างทั้ง 2 ด้าน ตั้งแต่ชั้น 2-28 จะเป็นส่วนของห้องพักอาศัยทั้งหมด มีแบบห้อง 1-3 ห้องนอน คละเคล้ากันไป ส่วน Facility หลักของโครงการจะอยู่ที่ชั้น 29 ทั้งสระว่ายน้ำแบบ Infinity Edge Pool ระบบน้ำเกลือ ฟิตเนส ห้องประชุมอเนกประสงค์ และห้อง Stream แยกชาย-หญิง ขยับขึ้นไปที่ชั้น 30-31 จะเป็นห้อง Penthouse ที่มีอยู่เพียง 4 ยูนิต แบ่งเป็นชั้นละ 2 ยูนิต รูปทรงของอาคารออกแบบมาในสไตล์เรียบหรู โดยห้องพักอาศัยจะหันหน้าไปใน 2 ทิศทาง คือทิศตะวันตกและทิศตะวันออก ด้านหน้าโครงการที่หันออกมาทางซอยสุขุมวิท 33 จะเป็นทิศตะวันออก ได้วิวทางซอยทองหล่อ ส่วนด้านหลังโครงการจะหันไปทางทิศตะวันตก ได้วิวทางอโศก ห้อง Type ที่อยู่หัวมุม จะได้ระเบียงเล็กๆ ด้านข้างด้วย ด้านบนที่ชั้น 29 จะเป็น Facility หลักของโครงการ ทั้งสระว่ายน้ำแบบ Infinity Edge Pool ระบบน้ำเกลือ ห้องฟิตเนส ห้องประชุมอเนกประสงค์ และห้อง Stream แยกชาย หญิง ส่วนที่ชั้น 30-31 จะเป็นห้อง Penthouse ขนาดใหญ่ที่มีเพียงแค่ 4 ยูนิต ชั้นละ 2 ยูนิต บรรยากาศสระว่ายน้ำบนชั้น 29 ที่ชั้น G จะเป็น Lobby มีทั้งแบบ Indoor ที่มาพร้อมกับ Drop-Off และแบบ Semi Outdoor ที่มีสวนสีเขียวล้อมรอบ Lobby โซนแรกจะตกแต่งด้วยกระจกโค้ง ให้ความสวยงาม โดยในเวลากลางวันจะสะท้อนสภาพแวดล้อมรอบๆ ส่วนในเวลากลางคืนจะเห็น Interior ที่อยู่ด้านใน ภาพจำลองบรรยากาศภายใน Lobby บรรยากาศจำลองภายนอก Lobby ในเวลากลางวัน กระจกโค้งที่ Lobby จะเป็นเหมือนกระจกเงา สะท้อนสิ่งแวดล้อมรอบๆ แต่ในเวลากลางคืน จะส้อนให้เห็น Interior ต่างๆ ที่อยู่ภายใน Lobby Lobby อีกโซนจะเป็น Semi Outdoor Lobby เชื่อมต่อกับสวนสีเขียวภายนอก มุมมองจาก Lobby ออกมาที่สวนด้านนอก ทางเข้าโครงการจะเข้าออกทางเดียว เป็นถนน 2 เลน กว้าง 6 เมตร ก่อนลงไปที่จอดรถชั้นใต้ดิน ที่มีทั้งหมด 5 ชั้น ภาพบรรยากาศ Lift Hall ที่บริเวณ Lobby พาชมห้องตัวอย่าง แบบห้องของโครงการจะมีทั้งหมด 4 แบบนะครับ ประกอบด้วยแบบ 1 ห้องนอน มี 2 ขนาด เริ่มต้นที่ 34.25 ตารางเมตร และขนาดประมาณ 40-43 ตารางเมตร ต่อมาเป็นแบบ 2 ห้องนอน ขนาด 51 - 69 ตารางเมตร แบบ 3 ห้องนอน ขนาด 76 ตารางเมตร และ Penthouse ขนาด 109-139 ตารางเมตร สำหรับห้องตัวอย่างที่โครงการเตรียมไว้ให้ชมนั้น จะมีอยู่ 2 แบบ แบบแรกจะเป็นห้องแบบ 1 ห้องนอน ขนาดประมาณ ประมาณ 43 ตารางเมตร และอีกแบบเป็นห้อง 3 ห้องนอน ขนาด 76 ตารางเมตร โดยโครงการจะขายแบบ Fully Fitted ลูกบ้านจะได้ในส่วนของห้องครัวประกอบด้วยเคาน์เตอร์ครัว พร้อมกับเครื่องใช้ไฟฟ้าอย่างเตาไฟฟ้า 2 หัว, ฮูดดูดควัน, ไมโครเวฟ และตู้เย็น Built in ตามแบบที่เห็นในห้องตัวอย่างเลยนะครับ นอกจากนั้นยังมีตู้เสื้อผ้า Built in ที่มีให้ในห้องนอนทุกห้อง และสุขภัณฑ์ในห้องน้ำด้วย สำหรับแอร์ที่ใช้ โครงการจะใช้แอร์แบบฝังฝ้า ทุกอยู่นิตจะได้แอร์ที่ห้องนอน และ Living Area มาดูห้องตัวอย่างกันเลยดีกว่าครับ แบบแรกเป็นห้อง 1 ห้องนอน ขนาด 43 ตารางเมตร การจัดวาง Layout ของห้องค่อนข้างลงตัว พื้นที่ที่ให้มาสามารถใช้งานได้จริง โดยลักษณะห้องจะแบ่งออกเป็น 2 โซน เมื่อเข้ามาในห้องแล้วจะเจอกับส่วน Dining Living ก่อนนะครับ ด้านซ้ายมือจะเป็นส่วนครัวแบบเปิด ที่จัดชุดเคาน์เตอร์ครัวและเครื่องใช้ไฟฟ้ามาให้อย่างครบครัน และที่ติดกับครัวจะเป็นส่วน Dining Area ที่สามารถวางโต๊ะทานอาหารขนาด 4 ท่าน ขยับเข้าไปด้านในจะเป็น Living Area และอีกด้านจะเป็นส่วนของห้องนอน และมีห้องน้ำอยู่ด้านใน ห้องนี้จะได้แอร์ 2 จุด คือที่ Living Area และในห้องนอน ประตูห้องจะเป็นบานสูง 2.4 เมตร ผิวลามิเนตลายไม้ ประตูจะใช้ระบบ Digital Door Lock ซึ่งคีย์การ์ดจะมีขนาดเล็กและบางกว่าคีย์การ์ดแบบทั่วไป พื้นห้องจะเป็นลามิเนตเกรดพรีเมี่ยม ที่ทำเลียบแบบผิวไม้ เวลาสัมผัสจะให้ควมรู้สึกเหมือนไม้จริงๆ เข้ามาในห้องแล้วจะเจอส่วน Dinning Living ก่อนเลยนะครับ ด้านขวามือจะเป็นเคาน์เตอร์ครัวแนวยาว ที่มีฟังก์ชั่นการใช้งานครบครัน โดยโครงการจะให้เครื่องใช้ไฟฟ้ามาด้วย 4 รายการ คือตู้เย็น Built in, โมโครเวฟ, เตาไฟฟ้า 2 หัว และฮูดดูดควัน เครื่องใช้ไฟฟ้าทั้งหมดจะให้ของ Smeg ด้านซ้ายสุดที่ติดกับผนังห้องจะเป็นตู้เย็น Built in เปิดออกมาก็จะมี 2 ส่วน ตัวท็อปครัวจะเป็นแนวยาว ด้านบนจะเป็นไมโครเวฟ ติดกันจะเป็นตู้ลอยเก็บของ มีจุดที่วางเครื่องซักอยู่ด้านล่าง แต่ตัวเครื่องซักผ้าไม่ได้ให้ด้วยนะครับ ซิ้งล่างจานแบบหลุม มีความลึกพอสมควร ขยับมาอีกจะเป็นเตาไฟฟ้า 2 หัว มาพร้อมฮูดดูดควันแบบฝัง ตรงข้ามกับครัว จะเป็นส่วน Dining Area ที่มีพื้นที่ค่อนข้างกว้าง สามารถวางโต๊ะทานอาหารขนาด 4 ท่านได้เลย ด้านในสุดจะเป็นส่วน Living Area ระยะห่างระหว่างโซฟากับทีวี สามารถวางโซฟา L Shape 4 ที่นั่ง ได้เลยครับ ที่ Living Area ที่มีระเบียงให้ด้วยนะครับ พื้นที่ระเบียงจะดูเล็กไปสักหน่อย ความกว้างประมาณ 55 ซม. อาจจะใช้ประโยชน์ได้ไม่มาก ออกไปยืนรับลม ชมวิว พอไหวอยู่ จุดที่วางคอมเพรสเซอร์แอร์จะอยู่ที่ระเบียงนี่แหละครับ มีฉากอลูมิเนียมปิดกั้นไว้อย่างเป็นสัดส่วน เฟรมกระจกที่ระเบียงจะมีความสูง 2.95 เมตร ซึ่งสูงกว่าเพดานห้องที่มีความสูง 2.75 เมตร มาดูกันต่อที่ห้องนอน พื้นที่ในห้องนอนถือว่ากว้างขวางอยู่นะครับ วางเตียง 5 ฟุต กำลังดีจะได้ไม่ดูอึดอัดเกินไป แต่ถ้าใครชอบเตียงใหญ่ๆ จัดเตียง King Size ก็ยังไหวนะครับ พื้นที่ปลายเตียงมีที่พอให้เดินผ่านได้ ถ้าจะเอาทีวีไว้ในห้องนอนด้วย ก็คงต้องใช้แบบแขวนผนัง ในห้องนอนก็มีระเบียงให้อีกนะครับ
3 มิ.ย. 2558
Noble Gable วัชรพล : รีวิวบ้าน
Noble Gable วัชรพล โครงการบ้านเดี่ยว 2 ชั้น
สไตล์โพสต์โมเดิร์น บนถนนเพิ่มสิน โครงการ
ใหม่ล่าสุดจาก Noble Development รายละเอียด
157 ตร.ม. AETO : ที่ดิน 51 – 62 ตร.วา พื้นที่
ใช้สอย 169 ตร.ม. PYRA : ที่ดิน 56.4 –
82.6ตร.วา พื้นที่ใช้สอย 190 ตร.ม. แบบบ้าน
SEMI ขนาดที่ดิน 35.9 – 64.4 ตร.วา พื้นที่
ใช้สอย 157 ตร.ม. แบบบ้าน AETO ขนาดที่ดิน 51
– 62 ตร.วา พื้นที่ใช้สอย 169 ตร.ม. แบบบ้าน
PYRA ขนาดที่ดิน 56.4 – 82.6 ตร.วา พื้นที่
ใช้สอย 190 ตร.ม. สิ่งอำนวยความสะดวก CCTV
10 เม.ย. 2558
โนเบิล เปิดเกมรุกตลาดแนวราบ ผุดบ้าน
เดี่ยวดีไซน์ต่าง “Noble Gable
Watcharapol” ชูจุดขาย Privacy
Space
บริษัท โนเบิล ดีเวลลอปเมนท์ จำกัด (มหาชน)
เปิดเกมรุกตลาดแนวราบ ผุดบ้านเดี่ยวโครงการ
ใหม่ “โนเบิล เกเบิล วัชรพล” (Noble Gable
ความสุข...ให้เต็มพื้นที่” บ้านที่ถูกออกแบบมาให้
มีพื้นที่เพิ่มมากขึ้นตอบโจทย์ทุกฟังก์ชั่นบ้านที่
ครบครัน ให้คุณเต็มที่กับสเปซทั้งภายในและ
ภายนอกได้อย่างลงตัวบนทำเลศักยภาพใกล้จุด
ขึ้นลงทางด่วนรามอินทรา-วงแหวนรอบนอก ใน
ราคาเริ่มต้น 6.9 ล้านบาท นายธีรพล วรนิธิพงศ์
ผู้ช่วยกรรมการผู้จัดการ บริษัท โนเบิล ดีเวลลอป
ตลาดคอนโดมิเนียมถือเป็นที่พักอาศัยที่ได้รับ
21 ก.พ. 2558